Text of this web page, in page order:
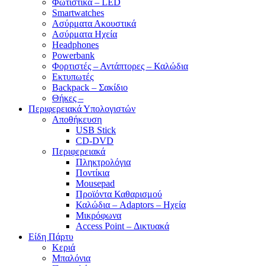
Φωτιστικά – LED
Smartwatches
Ασύρματα Ακουστικά
Ασύρματα Ηχεία
Headphones
Powerbank
Φορτιστές – Αντάπτορες – Καλώδια
Εκτυπωτές
Backpack – Σακίδιο
Θήκες –
Περιφερειακά Υπολογιστών
Αποθήκευση
USB Stick
CD-DVD
Περιφερειακά
Πληκτρολόγια
Ποντίκια
Mousepad
Προϊόντα Καθαρισμού
Καλώδια – Adaptors – Ηχεία
Μικρόφωνα
Access Point – Δικτυακά
Είδη Πάρτυ
Κεριά
Μπαλόνια